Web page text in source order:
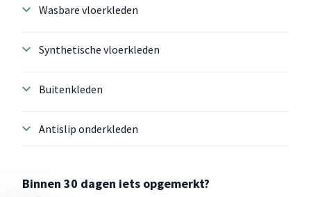
Wasbare vloerkleden
Synthetische vloerkleden
Buitenkleden
Antislip onderkleden
Binnen 30 dagen iets opgemerkt?